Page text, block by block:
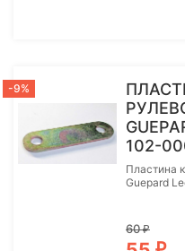
-9%
102-
Пластина
Guepard
60₽